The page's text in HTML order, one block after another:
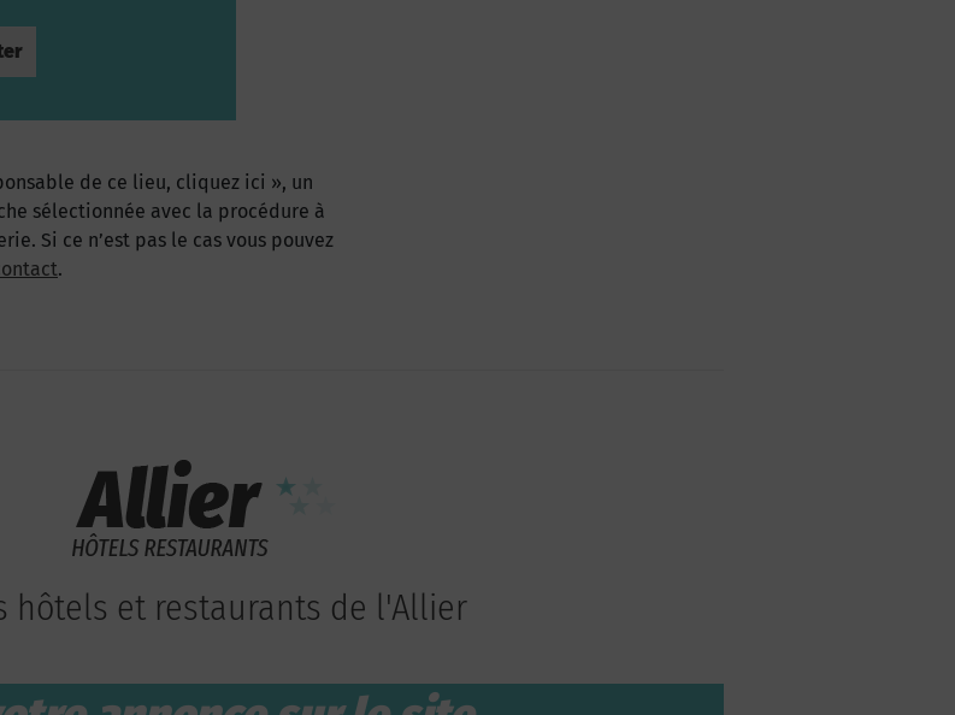
de ce lieu, cliquez ici », un
sélectionnée avec la procédure à
Si ce n’est pas le cas vous pouvez
.
hôtels et restaurants de l'Allier